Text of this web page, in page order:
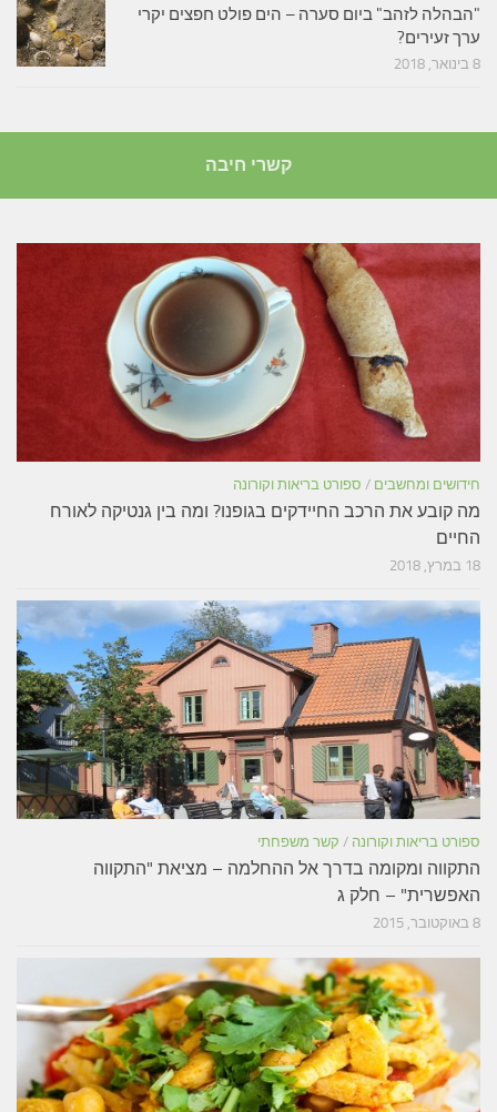
"הבהלה לזהב" ביום סערה – הים פולט חפצים יקרי
ערך זעירים?
8 בינואר, 2018
קשרי חיבה
חידושים ומחשבים / ספורט בריאות וקורונה
מה קובע את הרכב החיידקים בגופנו? ומה בין גנטיקה לאורח
החיים
18 במרץ, 2018
ספורט בריאות וקורונה / קשר משפחתי
התקווה ומקומה בדרך אל ההחלמה – מציאת "התקווה
האפשרית" – חלק ג
8 באוקטובר, 2015